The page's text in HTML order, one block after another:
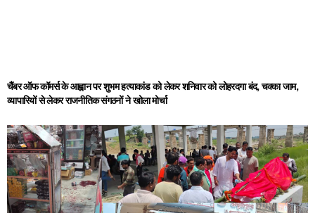
चैंबर ऑफ कॉमर्स के आह्वान पर शुभम हत्याकांड को लेकर शनिवार को लोहरदगा बंद, चक्का जाम,
व्यापारियों से लेकर राजनीतिक संगठनों ने खोला मोर्चा